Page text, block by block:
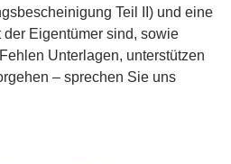
Teil II) und eine
Eigentümer sind, sowie
Unterlagen, unterstützen
– sprechen Sie uns